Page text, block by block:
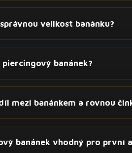
velikost banánku?
piercingový banánek?
mezi banánkem a rovnou
banánek vhodný pro první